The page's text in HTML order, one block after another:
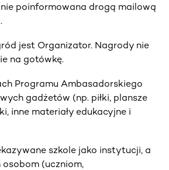
poinformowana drogą mailową
jest Organizator. Nagrody nie
na gotówkę.
Programu Ambasadorskiego
gadżetów (np. piłki, plansze
inne materiały edukacyjne i
szkole jako instytucji, a
(uczniom,